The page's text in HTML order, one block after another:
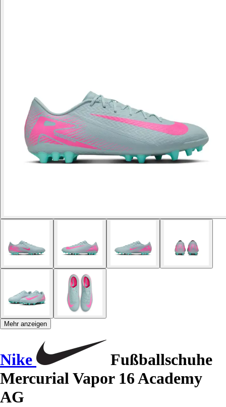
Mehr anzeigen
Nike
Fußballschuhe
Mercurial Vapor 16 Academy
AG